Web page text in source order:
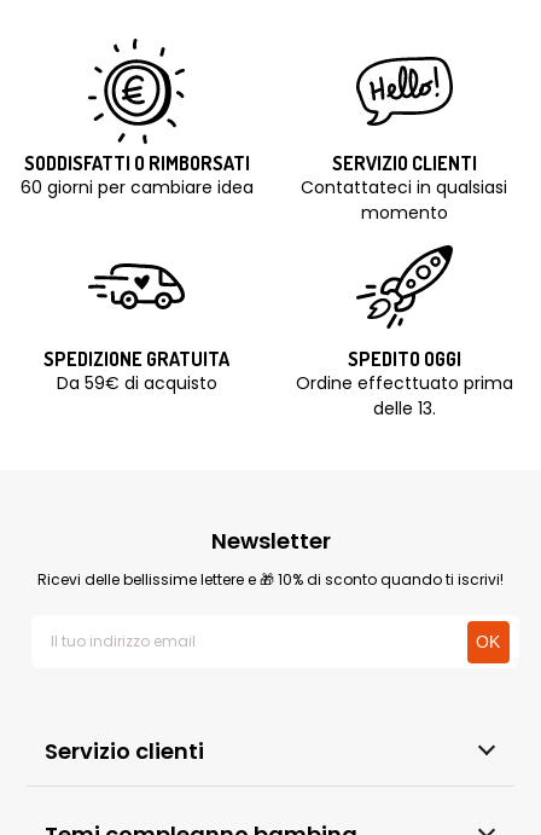
SODDISFATTI O RIMBORSATI
60 giorni per cambiare idea
SERVIZIO CLIENTI
Contattateci in qualsiasi
momento
SPEDIZIONE GRATUITA
Da 59€ di acquisto
SPEDITO OGGI
Ordine effecttuato prima
delle 13.
Servizio clienti
Newsletter
Ricevi delle bellissime lettere e 🎁 10% di sconto quando ti iscrivi!